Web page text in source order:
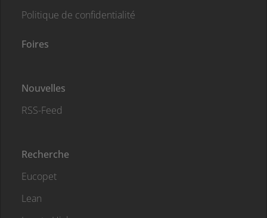
Politique de confidentialité
Foires
Nouvelles
RSS-Feed
Recherche
Eucopet
Lean